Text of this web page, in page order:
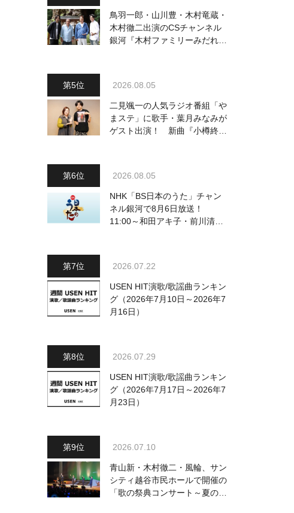
鳥羽一郎・山川豊・木村竜蔵・
木村徹二出演のCSチャンネル
銀河『木村ファミリーみだれ旅
2026.08.05
二見颯一の人気ラジオ番組「や
まステ」に歌手・葉月みなみが
ゲスト出演！ 新曲『小樽終着
2026.08.05
NHK「BS日本のうた」チャン
ネル銀河で8月6日放送！
11:00～和田アキ子・前川清
2026.07.22
USEN HIT演歌/歌謡曲ランキン
グ（2026年7月10日～2026年7
月16日）
2026.07.29
USEN HIT演歌/歌謡曲ランキン
グ（2026年7月17日～2026年7
月23日）
2026.07.10
青山新・木村徹二・風輪、サン
シティ越谷市民ホールで開催の
「歌の祭典コンサート～夏の陣